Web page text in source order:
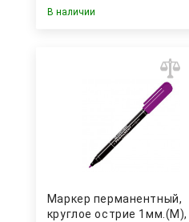
В наличии
Маркер перманентный,
круглое острие 1мм.(M),